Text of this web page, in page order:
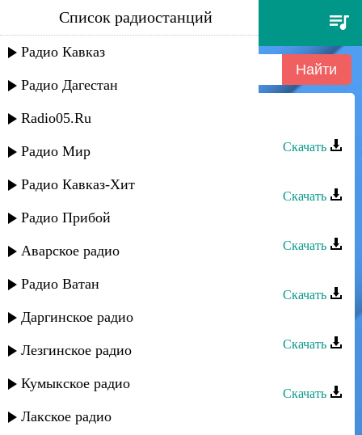
аран группа - гуьзель
Список радиостанций
Радио Кавказ
Радио Дагестан
Radio05.Ru
Радио Мир
Радио Кавказ-Хит
Радио Прибой
Аварское радио
Радио Ватан
Даргинское радио
Лезгинское радио
Кумыкское радио
Лакское радио
Аран группа - Гуьзель
Скачать
Скачать
Аран группа - Чубарук
Скачать
Скачать
Аран группа - Къизилгуьл
Скачать
Скачать
Аран группа - ­Лезгистан